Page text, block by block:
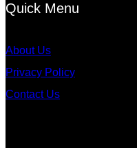
Quick Menu
About Us
Privacy Policy
Contact Us